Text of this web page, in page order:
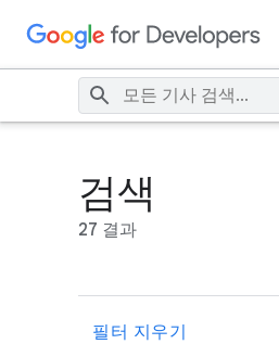
검색
27 결과
필터 지우기